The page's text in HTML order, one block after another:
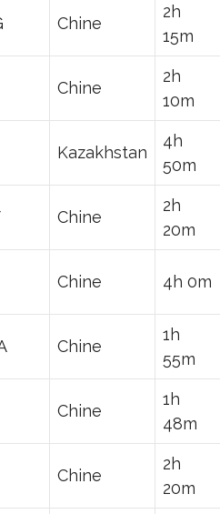
Chine
2h
15m
Chine
2h
10m
Kazakhstan
4h
50m
Chine
2h
20m
Chine 4h 0m
Chine
1h
55m
Chine
1h
48m
Chine
2h
20m